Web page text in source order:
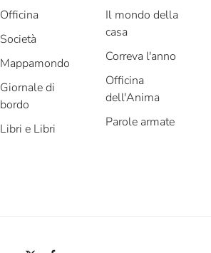
Officina
Società
Mappamondo
Giornale di
bordo
Libri e Libri
Il mondo della
casa
Correva l'anno
Officina
dell'Anima
Parole armate